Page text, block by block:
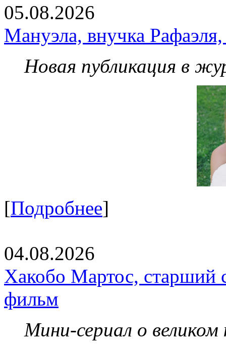
05.08.2026
Мануэла, внучка
Новая публикация в
[Подробнее]
04.08.2026
Хакобо Мартос, старший
фильм
Мини-сериал о великом